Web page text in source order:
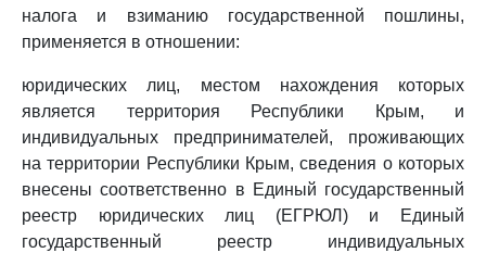
налога и взиманию государственной пошлины,
применяется в отношении:
юридических лиц, местом нахождения которых
является территория Республики Крым, и
индивидуальных предпринимателей, проживающих
на территории Республики Крым, сведения о которых
внесены соответственно в Единый государственный
реестр юридических лиц (ЕГРЮЛ) и Единый
государственный реестр индивидуальных